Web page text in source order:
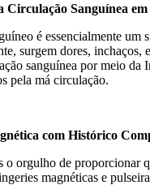
Circulação Sanguínea
é essencialmente
surgem dores, inchaços,
sanguínea por meio da
pela má circulação.
com Histórico
o orgulho de proporcionar
magnéticas e